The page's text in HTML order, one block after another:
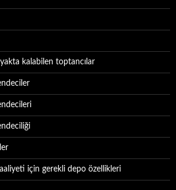
kalabilen toptancılar
için gerekli depo özellikleri